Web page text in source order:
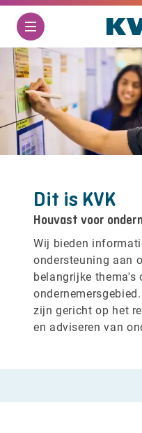
Dit is KVK
Houvast voor
Wij bieden
ondersteuning aan
belangrijke thema's
zijn gericht op het
en adviseren van